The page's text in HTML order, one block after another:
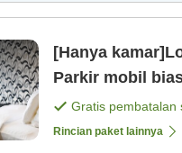
[Hanya
Parkir mobil
[Kamar saja]
Gratis pembatalan
Rincian paket lainnya